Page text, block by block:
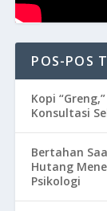
POS-POS
Kopi
Konsultasi
Bertahan
Hutang
Psikologi